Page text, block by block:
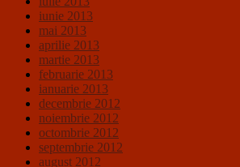
iunie 2013
mai 2013
aprilie 2013
martie 2013
februarie 2013
ianuarie 2013
decembrie 2012
noiembrie 2012
octombrie 2012
septembrie 2012
august 2012